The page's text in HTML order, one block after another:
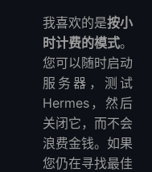
我喜欢的是按小
时计费的模式。
您可以随时启动
服务器，测试
Hermes，然后
关闭它，而不会
浪费金钱。如果
您仍在寻找最佳